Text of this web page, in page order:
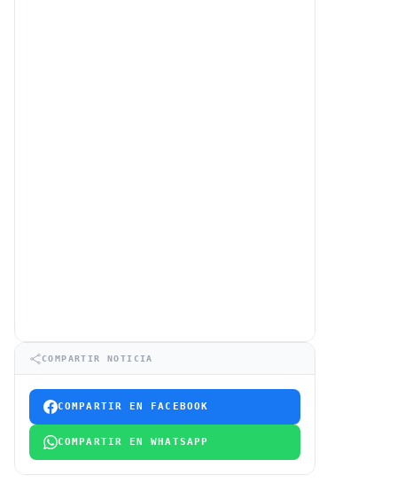
COMPARTIR NOTICIA
COMPARTIR EN FACEBOOK
COMPARTIR EN WHATSAPP